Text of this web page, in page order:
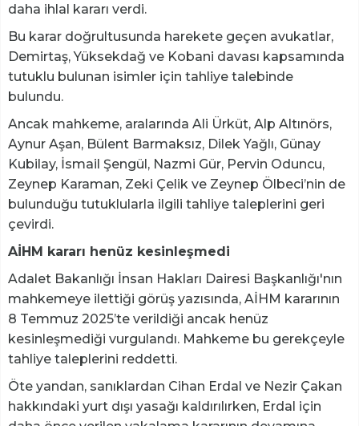
daha ihlal kararı verdi.
Bu karar doğrultusunda harekete geçen avukatlar,
Demirtaş, Yüksekdağ ve Kobani davası kapsamında
tutuklu bulunan isimler için tahliye talebinde
bulundu.
Ancak mahkeme, aralarında Ali Ürküt, Alp Altınörs,
Aynur Aşan, Bülent Barmaksız, Dilek Yağlı, Günay
Kubilay, İsmail Şengül, Nazmi Gür, Pervin Oduncu,
Zeynep Karaman, Zeki Çelik ve Zeynep Ölbeci’nin de
bulunduğu tutuklularla ilgili tahliye taleplerini geri
çevirdi.
AİHM kararı henüz kesinleşmedi
Adalet Bakanlığı İnsan Hakları Dairesi Başkanlığı'nın
mahkemeye ilettiği görüş yazısında, AİHM kararının
8 Temmuz 2025’te verildiği ancak henüz
kesinleşmediği vurgulandı. Mahkeme bu gerekçeyle
tahliye taleplerini reddetti.
Öte yandan, sanıklardan Cihan Erdal ve Nezir Çakan
hakkındaki yurt dışı yasağı kaldırılırken, Erdal için